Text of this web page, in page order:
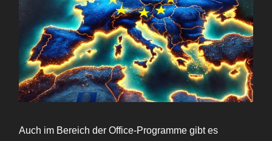
Auch im Bereich der Office-Programme gibt es